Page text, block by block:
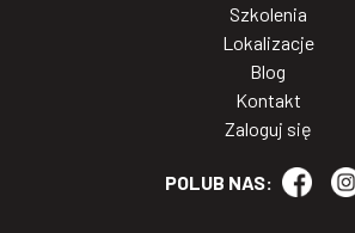
Szkolenia
Lokalizacje
Blog
Kontakt
Zaloguj się
POLUB NAS: